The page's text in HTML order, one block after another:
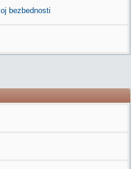
bezbednosti